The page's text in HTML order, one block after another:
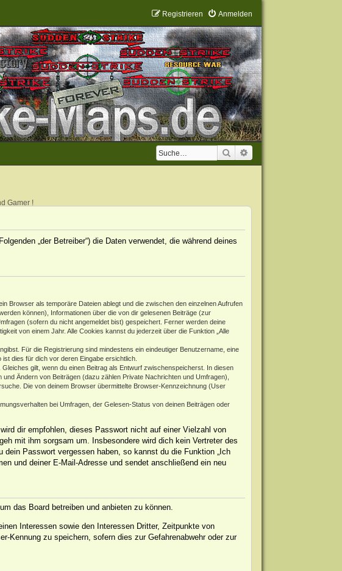
Anmelden
Registrieren
Suche
Gamer !
„der Betreiber“) die Daten verwendet, die während deines
Browser als temporäre Dateien ablegt und die zwischen den einzelnen Aufrufen
können), Informationen über die von dir gelesenen Beiträge (zur
(sofern du nicht angemeldet bist) gespeichert. Ferner werden deine
von einem Jahr. Alle Cookies kannst du jederzeit über die Funktion „Alle
Für die Registrierung sind mindestens ein eindeutiger Benutzername, eine
dies für dich vor deren Eingabe ersichtlich.
gilt, wenn du einen Beitrag als Entwurf zwischenspeicherst. In diesen
Ändern von Beiträgen (dazu zählen Private Nachrichten und Umfragen),
Die von deinem Browser übermittelte Browser-Kennzeichnung (User
bei Umfragen, der Gelesen-Status von deinen Beiträgen oder
dir empfohlen, dieses Passwort nicht auf einer Vielzahl von
mit ihm sorgsam um. Insbesondere wird dich kein Vertreter des
Passwort vergessen haben, so kannst du die Funktion „Ich
und deiner E-Mail-Adresse und sendet anschließend ein neu
das Board betreiben und anbieten zu können.
Interessen sowie den Interessen Dritter, Zeitpunkte von
Kennung zu speichern, sofern dies zur Gefahrenabwehr oder zur